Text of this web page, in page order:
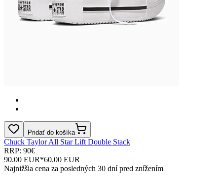
Pridať do košíka
Chuck Taylor All Star Lift Double Stack
RRP: 90€
90.00 EUR*60.00 EUR
Najnižšia cena za posledných 30 dní pred znížením